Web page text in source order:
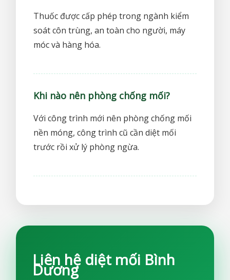
Thuốc được cấp phép trong ngành kiểm
soát côn trùng, an toàn cho người, máy
móc và hàng hóa.
Khi nào nên phòng chống mối?
Với công trình mới nên phòng chống mối
nền móng, công trình cũ cần diệt mối
trước rồi xử lý phòng ngừa.
Liên hệ diệt mối Bình
Dương